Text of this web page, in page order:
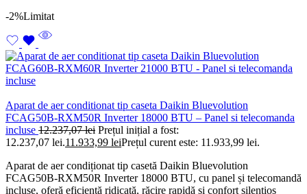
-2%Limitat
Aparat de aer conditionat tip caseta Daikin Bluevolution
FCAG50B-RXM50R Inverter 18000 BTU – Panel si telecomanda
incluse 12.237,07lei Prețul inițial a fost:
12.237,07 lei.11.933,99 leiPrețul curent este: 11.933,99 lei.
Aparat de aer condiționat tip casetă Daikin Bluevolution
FCAG50B-RXM50R Inverter 18000 BTU, cu panel și telecomandă
incluse, oferă eficiență ridicată, răcire rapidă și confort silențios